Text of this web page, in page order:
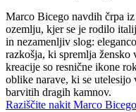
Marco Bicego navdih črpa
ozemlju, kjer se je rodilo
in nezamenljiv slog:
razkošja, ki spremlja
kreacije so resnične ikone
oblike narave, ki se utelesijo
barvitih dragih kamnov.
Raziščite nakit Marco Bicego